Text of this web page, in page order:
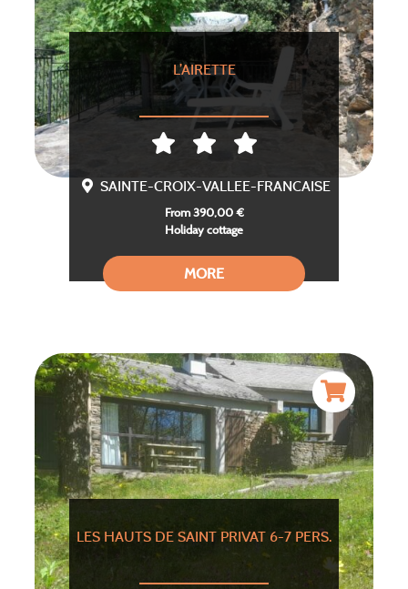
L’AIRETTE
SAINTE-CROIX-VALLEE-FRANCAISE
From 390,00 €
Holiday cottage
MORE
LES HAUTS DE SAINT PRIVAT 6-7 PERS.